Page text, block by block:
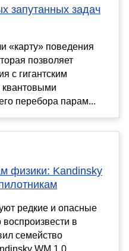
запутанных задач
«карту» поведения
позволяет
с гигантским
квантовыми
перебора парам...
физики: Kandinsky
редкие и опасные
в
семейство
WM 1.0,